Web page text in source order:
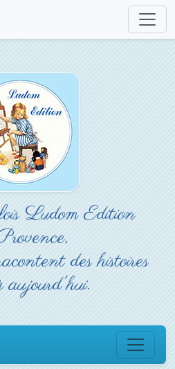
Ludom Edition
des histoires
aujourd'hui.